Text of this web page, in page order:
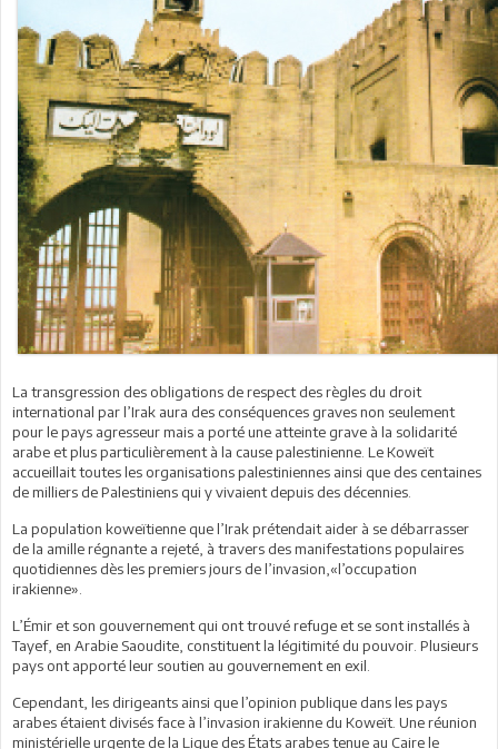
La transgression des obligations de respect des règles du droit
international par l’Irak aura des conséquences graves non seulement
pour le pays agresseur mais a porté une atteinte grave à la solidarité
arabe et plus particulièrement à la cause palestinienne. Le Koweït
accueillait toutes les organisations palestiniennes ainsi que des centaines
de milliers de Palestiniens qui y vivaient depuis des décennies.
La population koweïtienne que l’Irak prétendait aider à se débarrasser
de la amille régnante a rejeté, à travers des manifestations populaires
quotidiennes dès les premiers jours de l’invasion,«l’occupation
irakienne».
L’Émir et son gouvernement qui ont trouvé refuge et se sont installés à
Tayef, en Arabie Saoudite, constituent la légitimité du pouvoir. Plusieurs
pays ont apporté leur soutien au gouvernement en exil.
Cependant, les dirigeants ainsi que l’opinion publique dans les pays
arabes étaient divisés face à l’invasion irakienne du Koweït. Une réunion
ministérielle urgente de la Ligue des États arabes tenue au Caire le